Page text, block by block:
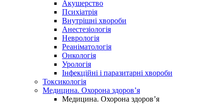
Акушерство
Психіатрія
Внутрішні хвороби
Анестезіологія
Неврологія
Реаніматологія
Онкологія
Урологія
Інфекційні і паразитарні хвороби
Токсикологія
Медицина. Охорона здоров’я
Медицина. Охорона здоров’я